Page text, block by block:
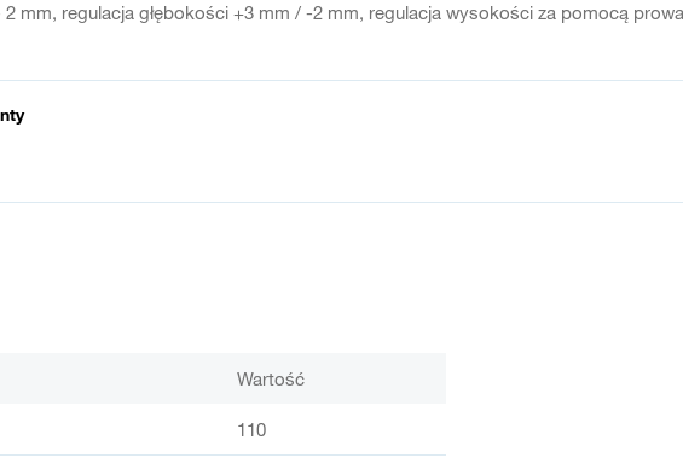
2 mm, regulacja głębokości +3 mm / -2 mm, regulacja wysokości za pomocą
Wartość
110